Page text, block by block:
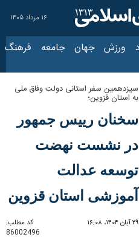
۱۶ مرداد ۱۴۰۵
ورزش جهان جامعه فرهنگ
سیزدهمین سفر استانی دولت وفاق ملی به
استان قزوین؛
سخنان رییس جمهور
در نشست نهضت
توسعه عدالت آموزشی
استان قزوین
۲۹ آبان ۱۴۰۴، ۱۶:۰۸
کد مطلب:
86002496